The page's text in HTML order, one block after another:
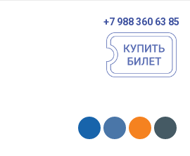
+7 988 360 63 85